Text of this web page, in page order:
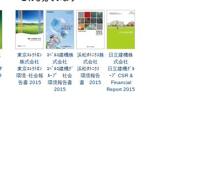
東京ｴﾚｸﾄﾛﾝ
株式会社
東京ｴﾚｸﾄﾛﾝ
環境･社会報
告書 2015
ｺﾍﾞﾙｺ建機株
式会社
ｺﾍﾞﾙｺ建機ｸﾞ
ﾙｰﾌﾟ 社会
環境報告書
2015
浜松ﾎﾄﾆｸｽ株
式会社
浜松ﾎﾄﾆｸｽ
環境報告
書 2015
日立建機株
式会社
日立建機ｸﾞﾙ
ｰﾌﾟ CSR &
Financial
Report 2015